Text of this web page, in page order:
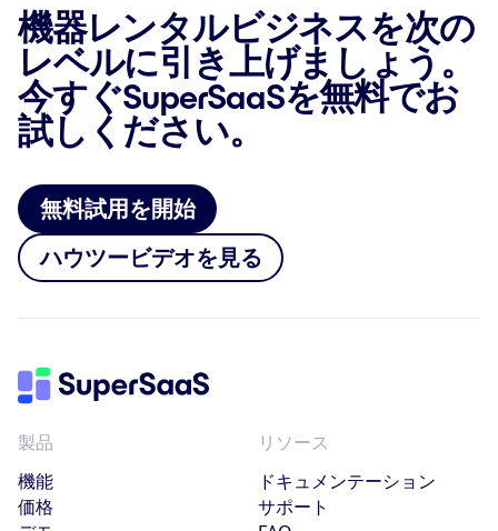
機器レンタルビジネスを次の
レベルに引き上げましょう。
今すぐSuperSaaSを無料でお
試しください。
無料試用を開始
ハウツービデオを見る
製品
機能
価格
リソース
ドキュメンテーション
サポート